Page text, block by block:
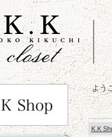
よう
K.K